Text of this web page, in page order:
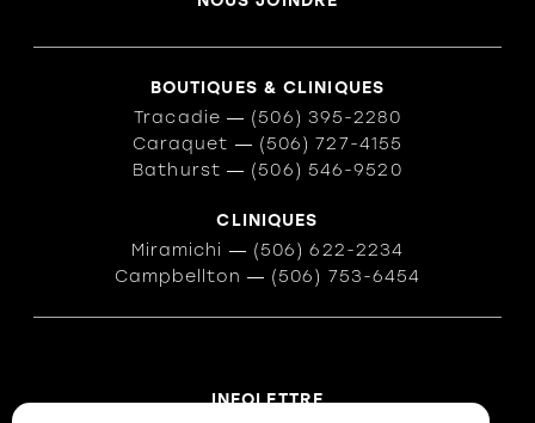
BOUTIQUES & CLINIQUES
Tracadie ― (506) 395-2280
Caraquet ― (506) 727-4155
Bathurst ― (506) 546-9520
CLINIQUES
Miramichi ― (506) 622-2234
Campbellton ― (506) 753-6454
INFOLETTRE